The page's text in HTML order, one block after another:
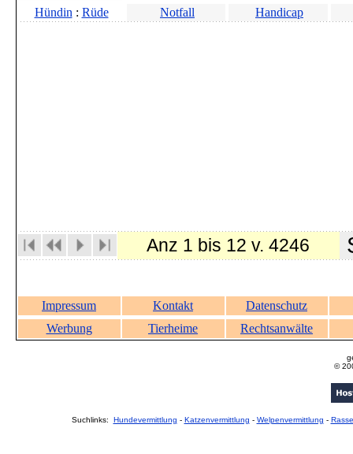
Hündin : Rüde Notfall Handicap
Anz 1 bis 12 v. 4246
Impressum Kontakt
Datenschutz
Werbung
Tierheime Rechtsanwälte
©
Suchlinks: Hundevermittlung - Katzenvermittlung - Welpenvermittlung -